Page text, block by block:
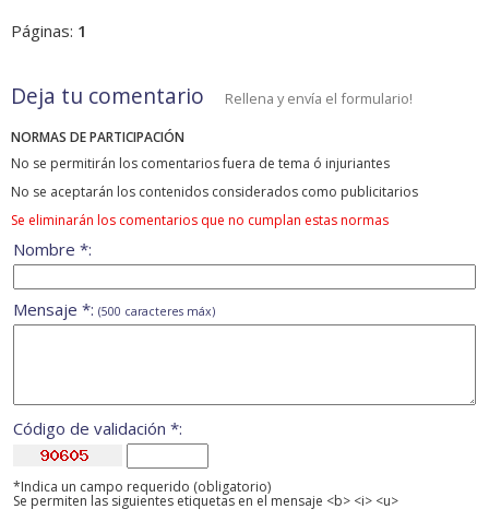
Páginas: 1
Deja tu comentario Rellena y envía el formulario!
NORMAS DE PARTICIPACIÓN
No se permitirán los comentarios fuera de tema ó injuriantes
No se aceptarán los contenidos considerados como publicitarios
Se eliminarán los comentarios que no cumplan estas normas
Nombre *:
Mensaje *: (500 caracteres máx)
Código de validación *:
*Indica un campo requerido (obligatorio)
Se permiten las siguientes etiquetas en el mensaje <b> <i> <u>